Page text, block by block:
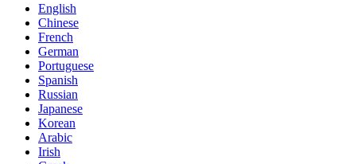
English
Chinese
French
German
Portuguese
Spanish
Russian
Japanese
Korean
Arabic
Irish